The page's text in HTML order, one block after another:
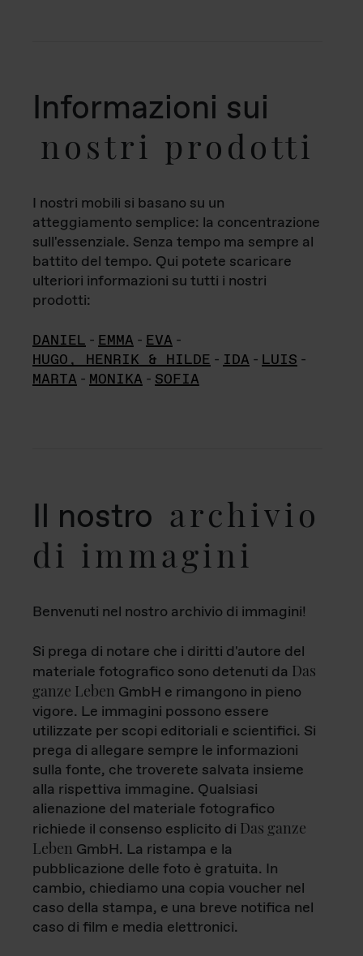
Informazioni sui
nostri prodotti
I nostri mobili si basano su un
atteggiamento semplice: la concentrazione
sull'essenziale. Senza tempo ma sempre al
battito del tempo. Qui potete scaricare
ulteriori informazioni su tutti i nostri
prodotti:
DANIEL - EMMA - EVA -
HUGO, HENRIK & HILDE - IDA - LUIS -
MARTA - MONIKA - SOFIA
Il nostro archivio
di immagini
Benvenuti nel nostro archivio di immagini!
Si prega di notare che i diritti d'autore del
materiale fotografico sono detenuti da Das
ganze Leben GmbH e rimangono in pieno
vigore. Le immagini possono essere
utilizzate per scopi editoriali e scientifici. Si
prega di allegare sempre le informazioni
sulla fonte, che troverete salvata insieme
alla rispettiva immagine. Qualsiasi
alienazione del materiale fotografico
richiede il consenso esplicito di Das ganze
Leben GmbH. La ristampa e la
pubblicazione delle foto è gratuita. In
cambio, chiediamo una copia voucher nel
caso della stampa, e una breve notifica nel
caso di film e media elettronici.